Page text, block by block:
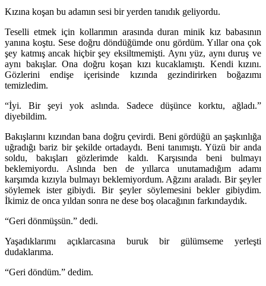
Kızına koşan bu adamın sesi bir yerden tanıdık geliyordu.
Teselli etmek için kollarımın arasında duran minik kız babasının
yanına koştu. Sese doğru döndüğümde onu gördüm. Yıllar ona çok
şey katmış ancak hiçbir şey eksiltmemişti. Aynı yüz, aynı duruş ve
aynı bakışlar. Ona doğru koşan kızı kucaklamıştı. Kendi kızını.
Gözlerini endişe içerisinde kızında gezindirirken boğazımı
temizledim.
“İyi. Bir şeyi yok aslında. Sadece düşünce korktu, ağladı.”
diyebildim.
Bakışlarını kızından bana doğru çevirdi. Beni gördüğü an şaşkınlığa
uğradığı bariz bir şekilde ortadaydı. Beni tanımıştı. Yüzü bir anda
soldu, bakışları gözlerimde kaldı. Karşısında beni bulmayı
beklemiyordu. Aslında ben de yıllarca unutamadığım adamı
karşımda kızıyla bulmayı beklemiyordum. Ağzını araladı. Bir şeyler
söylemek ister gibiydi. Bir şeyler söylemesini bekler gibiydim.
İkimiz de onca yıldan sonra ne dese boş olacağının farkındaydık.
“Geri dönmüşsün.” dedi.
Yaşadıklarımı açıklarcasına buruk bir gülümseme yerleşti
dudaklarıma.
“Geri döndüm.” dedim.